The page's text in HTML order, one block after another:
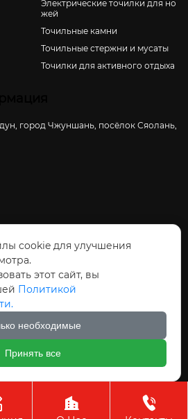
Электрические точилки для но
жей
Точильные камни
Точильные стержни и мусаты
Точилки для активного отдыха
город Чжуншань, посёлок Сяолань,
Чжуншань Хайвэй
 
cookie для улучшения
этот сайт, вы
Политикой
необходимые
Принять все